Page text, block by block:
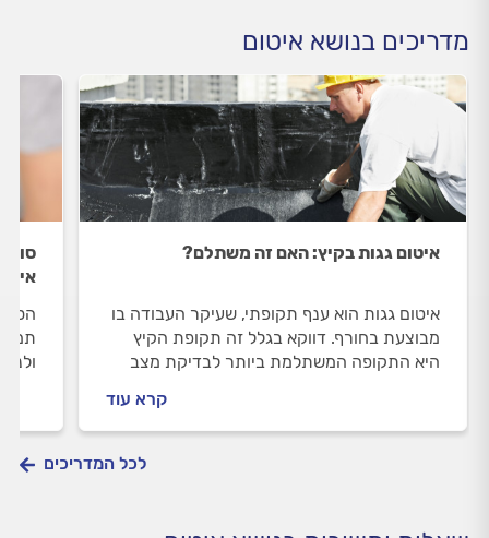
מדריכים בנושא איטום
איטום גגות בקיץ: האם זה משתלם?
איטום גגות הוא ענף תקופתי, שעיקר העבודה בו
מבוצעת בחורף. דווקא בגלל זה תקופת הקיץ
היא התקופה המשתלמת ביותר לבדיקת מצב
קרא עוד
לכל המדריכים